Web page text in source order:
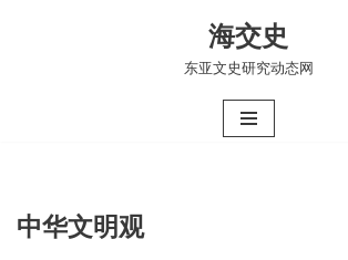
海交史
东亚文史研究动态网
中华文明观